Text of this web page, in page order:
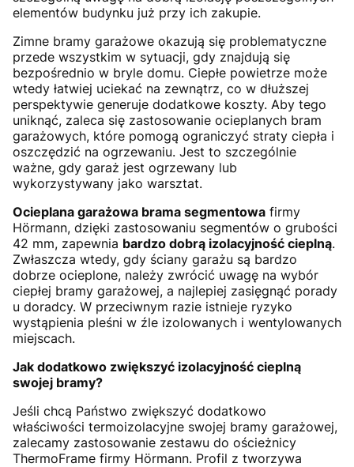
elementów budynku już przy ich zakupie.
Zimne bramy garażowe okazują się problematyczne
przede wszystkim w sytuacji, gdy znajdują się
bezpośrednio w bryle domu. Ciepłe powietrze może
wtedy łatwiej uciekać na zewnątrz, co w dłuższej
perspektywie generuje dodatkowe koszty. Aby tego
uniknąć, zaleca się zastosowanie ocieplanych bram
garażowych, które pomogą ograniczyć straty ciepła i
oszczędzić na ogrzewaniu. Jest to szczególnie
ważne, gdy garaż jest ogrzewany lub
wykorzystywany jako warsztat.
Ocieplana garażowa brama segmentowa firmy
Hörmann, dzięki zastosowaniu segmentów o grubości
42 mm, zapewnia bardzo dobrą izolacyjność cieplną.
Zwłaszcza wtedy, gdy ściany garażu są bardzo
dobrze ocieplone, należy zwrócić uwagę na wybór
ciepłej bramy garażowej, a najlepiej zasięgnąć porady
u doradcy. W przeciwnym razie istnieje ryzyko
wystąpienia pleśni w źle izolowanych i wentylowanych
miejscach.
Jak dodatkowo zwiększyć izolacyjność cieplną
swojej bramy?
Jeśli chcą Państwo zwiększyć dodatkowo
właściwości termoizolacyjne swojej bramy garażowej,
zalecamy zastosowanie zestawu do ościeżnicy
ThermoFrame firmy Hörmann. Profil z tworzywa